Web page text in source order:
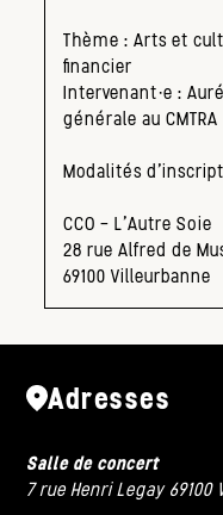
Thème : Arts et
financier
Intervenant·e :
générale au CMTRA
Modalités
CCO – L’Autre Soie
28 rue Alfred de
69100 Villeurbanne
Adresses
Salle de concert
7 rue Henri Legay 69100